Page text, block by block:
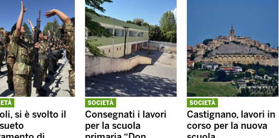
si è svolto il
SOCIETÀ
Consegnati i lavori
per la scuola
SOCIETÀ
Castignano, lavori in
corso per la nuova